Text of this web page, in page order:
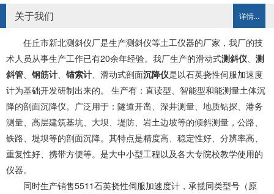
详情...
关于我们
任丘市新北测斜仪厂是生产测斜仪等土工仪器的厂家，我厂的技
术人员从事生产工作已有20余年经验。我厂生产的滑动式测斜仪、 测
斜管、 钢筋计、 锚索计、滑动式剖面沉降仪是以石英挠性伺服加速度
计为基础开发研制出来的。 生产有：直读型、智能型和能测量土体沉
降的剖面沉降仪。广泛用于：隧道开凿、深井测量、地质钻探、港务
测量、高层建筑基坑、大坝、堤防、岩土边坡等的倾斜测量，公路、
铁路、堤坝等的剖面沉降。其特点是精度高、稳定性好、分辨率高、
重复性好、携带方便等。是大中小型工程以及各大专院校教学使用的
仪器。
同时生产销售5511石英挠性伺服加速度计，承揽同类型号（原